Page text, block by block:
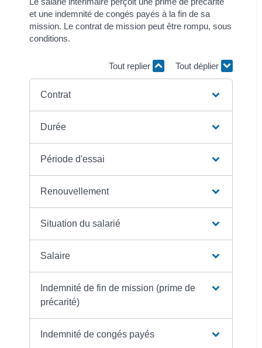
et une indemnité de congés payés à la fin de sa
mission. Le contrat de mission peut être rompu, sous
conditions.
Tout replier Tout déplier
Contrat
Durée
Période d'essai
Renouvellement
Situation du salarié
Salaire
Indemnité de fin de mission (prime de
précarité)
Indemnité de congés payés